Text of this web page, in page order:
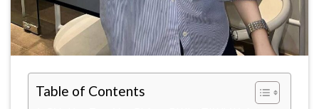
Table of Contents